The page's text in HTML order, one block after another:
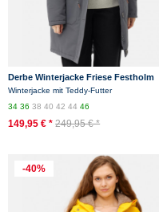
Derbe Winterjacke Friese Festholm
Damen Grau Warm Gefüttert
Winterjacke mit Teddy-Futter
34363840424446
149,95 € * 249,95 € *
-40%